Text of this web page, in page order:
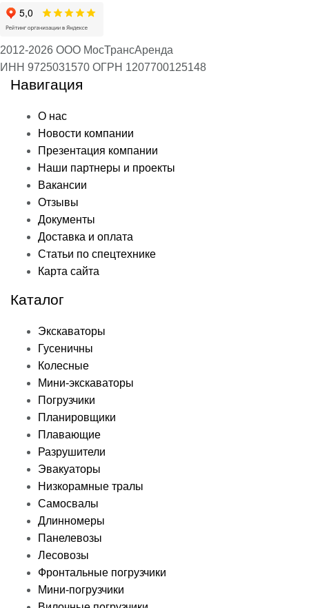
2012-2026 ООО МосТрансАренда
ИНН 9725031570 ОГРН 1207700125148
Навигация
О нас
Новости компании
Презентация компании
Наши партнеры и проекты
Вакансии
Отзывы
Документы
Доставка и оплата
Статьи по спецтехнике
Карта сайта
Каталог
Экскаваторы
Гусеничны
Колесные
Мини-экскаваторы
Погрузчики
Планировщики
Плавающие
Разрушители
Эвакуаторы
Низкорамные тралы
Самосвалы
Длинномеры
Панелевозы
Лесовозы
Фронтальные погрузчики
Мини-погрузчики